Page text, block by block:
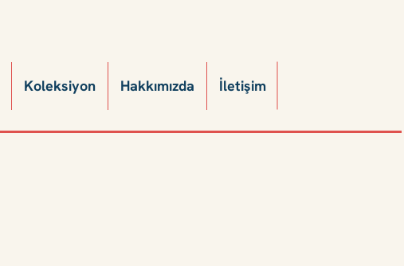
Koleksiyon Hakkımızda İletişim